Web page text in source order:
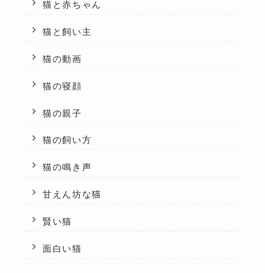
猫と赤ちゃん
猫と飼い主
猫の動画
猫の寝顔
猫の親子
猫の飼い方
猫の鳴き声
甘えん坊な猫
賢い猫
面白い猫